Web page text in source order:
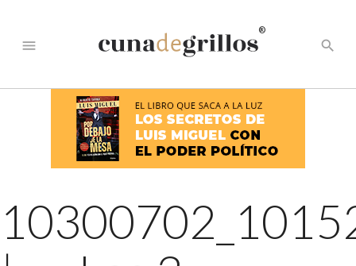
menu
®
search